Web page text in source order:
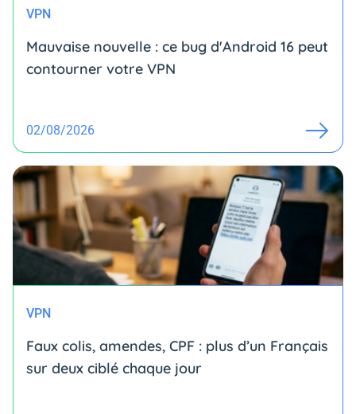
VPN
Mauvaise nouvelle : ce bug d'Android 16 peut
contourner votre VPN
02/08/2026
VPN
Faux colis, amendes, CPF : plus d’un Français
sur deux ciblé chaque jour